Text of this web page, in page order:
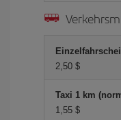
2,50 $
Taxi 1 km
1,55 $